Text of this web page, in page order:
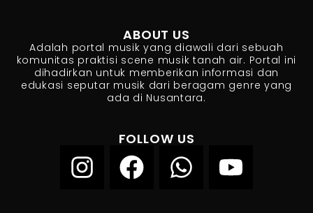
ABOUT US
Adalah portal musik yang diawali dari sebuah
komunitas praktisi scene musik tanah air. Portal ini
dihadirkan untuk memberikan informasi dan
edukasi seputar musik dari beragam genre yang
ada di Nusantara.
FOLLOW US